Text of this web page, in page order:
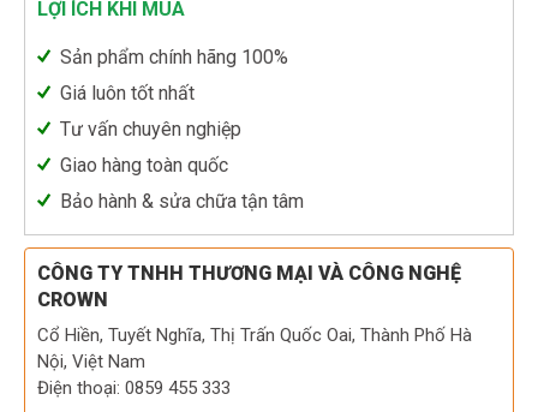
LỢI ÍCH KHI MUA
Sản phẩm chính hãng 100%
Giá luôn tốt nhất
Tư vấn chuyên nghiệp
Giao hàng toàn quốc
Bảo hành & sửa chữa tận tâm
CÔNG TY TNHH THƯƠNG MẠI VÀ CÔNG NGHỆ
CROWN
Cổ Hiền, Tuyết Nghĩa, Thị Trấn Quốc Oai, Thành Phố Hà
Nội, Việt Nam
Điện thoại: 0859 455 333